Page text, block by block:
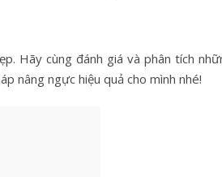
Hãy cùng đánh giá và phân tích
nâng ngực hiệu quả cho mình nhé!